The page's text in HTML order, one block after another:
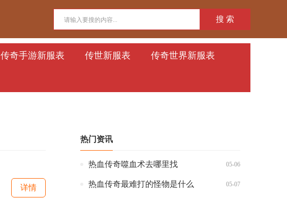
搜 索
传奇手游新服表 传世新服表 传奇世界新服表
详情
热门资讯
热血传奇噬血术去哪里找 05-06
热血传奇最难打的怪物是什么 05-07